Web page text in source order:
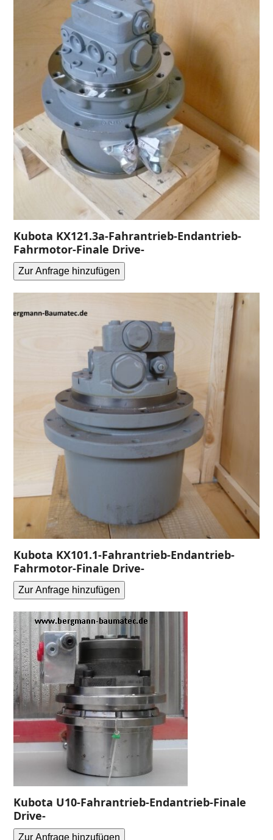
Kubota KX121.3a-Fahrantrieb-Endantrieb-
Fahrmotor-Finale Drive-
Zur Anfrage hinzufügen
Kubota KX101.1-Fahrantrieb-Endantrieb-
Fahrmotor-Finale Drive-
Zur Anfrage hinzufügen
Kubota U10-Fahrantrieb-Endantrieb-Finale
Drive-
Zur Anfrage hinzufügen